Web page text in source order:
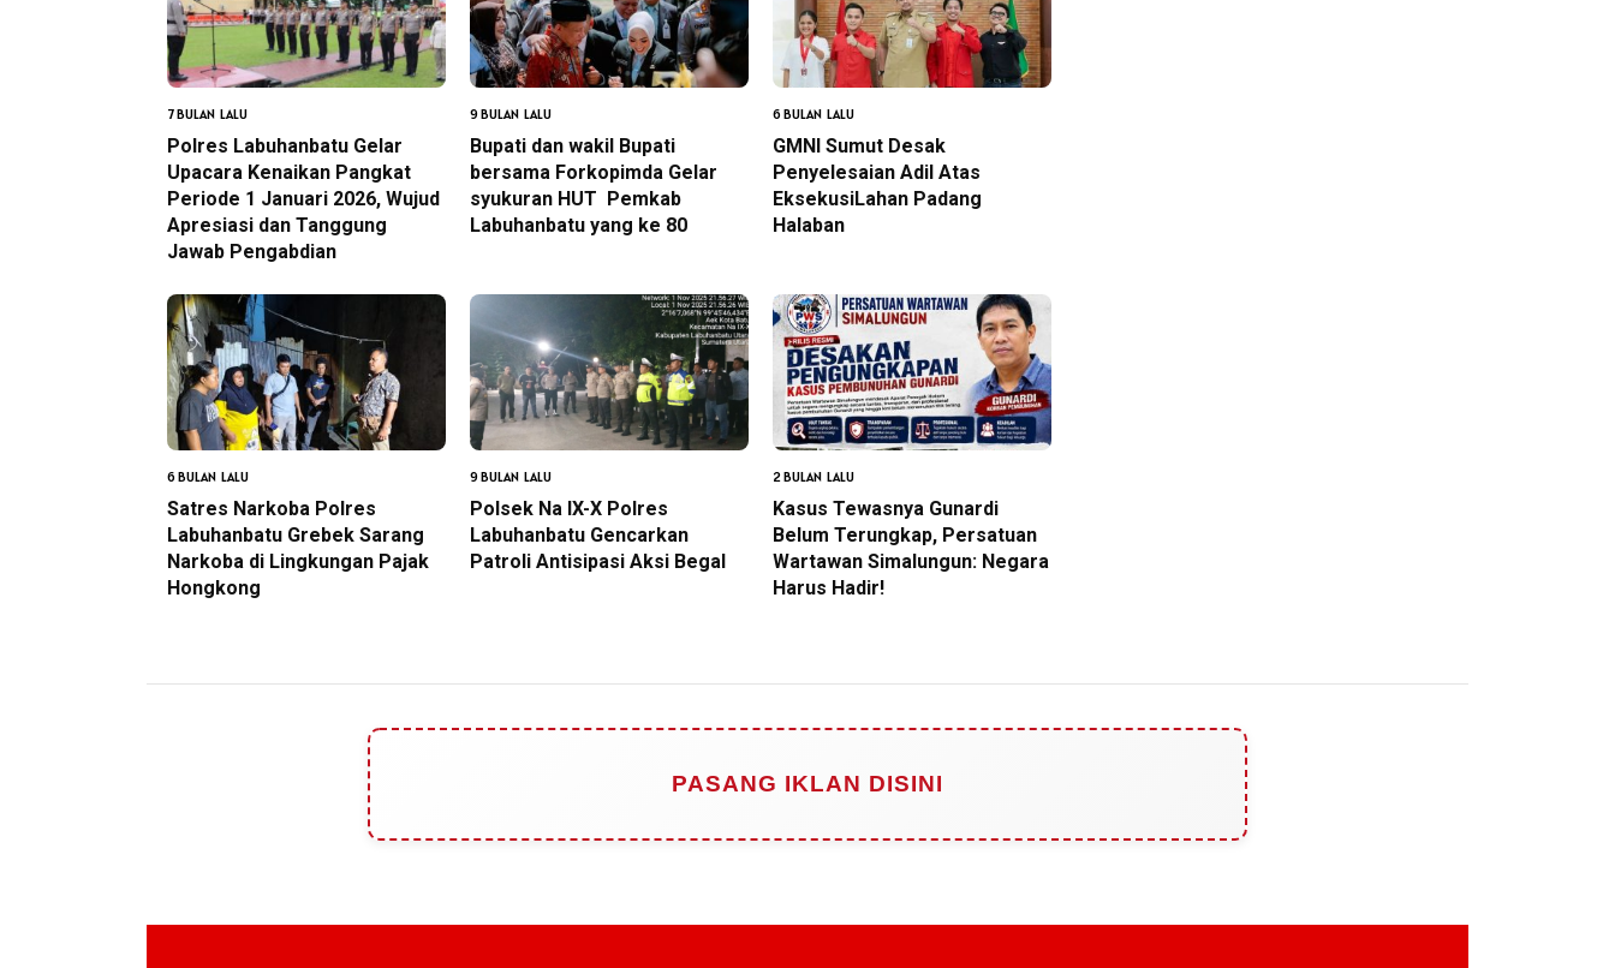
7 BULAN LALU
Polres Labuhanbatu Gelar
Upacara Kenaikan Pangkat
Periode 1 Januari 2026, Wujud
Apresiasi dan Tanggung
Jawab Pengabdian
9 BULAN LALU
Bupati dan wakil Bupati
bersama Forkopimda Gelar
syukuran HUT Pemkab
Labuhanbatu yang ke 80
6 BULAN LALU
GMNI Sumut Desak
Penyelesaian Adil Atas
EksekusiLahan Padang
Halaban
6 BULAN LALU
Satres Narkoba Polres
Labuhanbatu Grebek Sarang
Narkoba di Lingkungan Pajak
Hongkong
9 BULAN LALU
Polsek Na IX-X Polres
Labuhanbatu Gencarkan
Patroli Antisipasi Aksi Begal
2 BULAN LALU
Kasus Tewasnya Gunardi
Belum Terungkap, Persatuan
Wartawan Simalungun: Negara
Harus Hadir!
PASANG IKLAN DISINI